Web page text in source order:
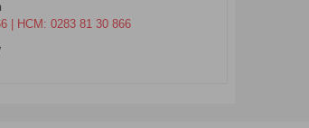
| HCM: 0283 81 30 866